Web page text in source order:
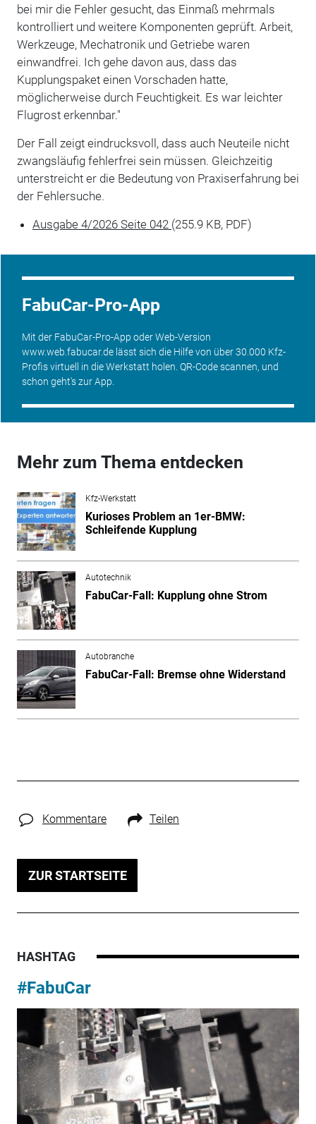
bei mir die Fehler gesucht, das Einmaß mehrmals
kontrolliert und weitere Komponenten geprüft. Arbeit,
Werkzeuge, Mechatronik und Getriebe waren
einwandfrei. Ich gehe davon aus, dass das
Kupplungspaket einen Vorschaden hatte,
möglicherweise durch Feuchtigkeit. Es war leichter
Flugrost erkennbar."
Der Fall zeigt eindrucksvoll, dass auch Neuteile nicht
zwangsläufig fehlerfrei sein müssen. Gleichzeitig
unterstreicht er die Bedeutung von Praxiserfahrung bei
der Fehlersuche.
Ausgabe 4/2026 Seite 042 (255.9 KB, PDF)
FabuCar-Pro-App
Mit der FabuCar-Pro-App oder Web-Version
www.web.fabucar.de lässt sich die Hilfe von über 30.000 Kfz-
Profis virtuell in die Werkstatt holen. QR-Code scannen, und
schon geht's zur App.
Mehr zum Thema entdecken
Kfz-Werkstatt
Kurioses Problem an 1er-BMW:
Schleifende Kupplung
Autotechnik
FabuCar-Fall: Kupplung ohne Strom
Autobranche
FabuCar-Fall: Bremse ohne Widerstand
Kommentare Teilen
ZUR STARTSEITE
HASHTAG
#FabuCar